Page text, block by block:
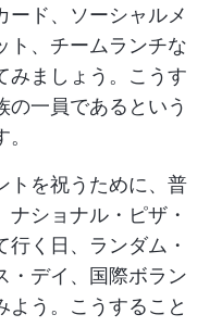
ード、ソーシャルメ
ト、チームランチな
みましょう。こうす
の一員であるという
トを祝うために、普
ショナル・ピザ・
く日、ランダム・
・デイ、国際ボラン
よう。こうすること